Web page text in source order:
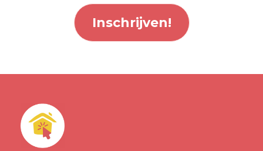
Inschrijven!